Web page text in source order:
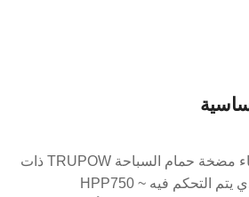
النماذج المتاحة من غطاء مضخة حمام السباحة TRUPOW ذات
التردد المتغير الذكي الذي يتم التحكم فيه HPP750 ~